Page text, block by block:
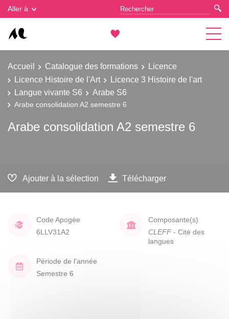
Aller à
Accueil Catalogue des formations
Licence
Licence Histoire de l'Art
Licence 3 Histoire de l'art
Langue vivante S6
Arabe S6
Arabe consolidation A2 semestre 6
Arabe consolidation A2 semestre 6
Ajouter à la sélection Télécharger
Code Apogée
6LLV31A2
Composante(s)
CLEFF - Cité des
langues
Période de l'année
Semestre 6
Gestion des cookies